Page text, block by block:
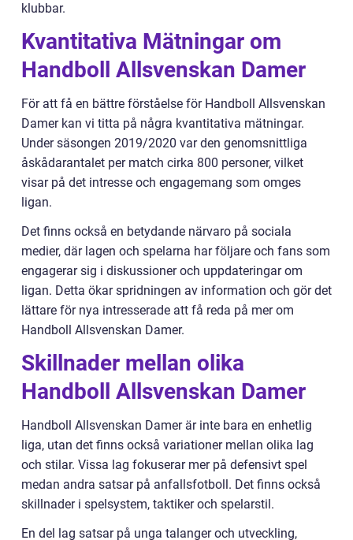
klubbar.
Kvantitativa Mätningar om
Handboll Allsvenskan Damer
För att få en bättre förståelse för Handboll Allsvenskan
Damer kan vi titta på några kvantitativa mätningar.
Under säsongen 2019/2020 var den genomsnittliga
åskådarantalet per match cirka 800 personer, vilket
visar på det intresse och engagemang som omges
ligan.
Det finns också en betydande närvaro på sociala
medier, där lagen och spelarna har följare och fans som
engagerar sig i diskussioner och uppdateringar om
ligan. Detta ökar spridningen av information och gör det
lättare för nya intresserade att få reda på mer om
Handboll Allsvenskan Damer.
Skillnader mellan olika
Handboll Allsvenskan Damer
Handboll Allsvenskan Damer är inte bara en enhetlig
liga, utan det finns också variationer mellan olika lag
och stilar. Vissa lag fokuserar mer på defensivt spel
medan andra satsar på anfallsfotboll. Det finns också
skillnader i spelsystem, taktiker och spelarstil.
En del lag satsar på unga talanger och utveckling,